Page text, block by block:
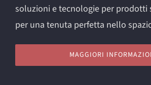
soluzioni e tecnologie per prodotti
per una tenuta perfetta nello
MAGGIORI